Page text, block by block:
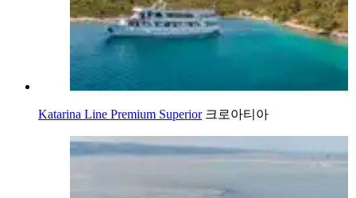
Katarina Line Premium Superior 크로아티아